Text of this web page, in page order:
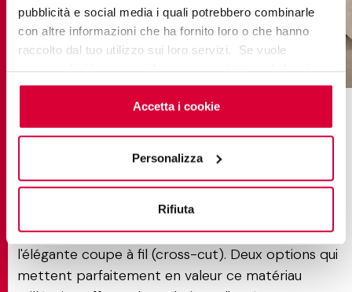
pubblicità e social media i quali potrebbero combinarle
con altre informazioni che ha fornito loro o che hanno
raccolto dal tuo utilizzo sui loro servizi. Se vuole
cookieclicchi qui. Il consenso può essere espresso
cliccando sul tasto “Accetta i cookie”. Se non vuole i
cookie di profilazione può negare il consenso sul tasto
Accetta i cookie
Personalizza
Rifiuta
Trevi : l'effet travertin du
design contemporain
La collection Trevidécline la pierre noble du
même nom en deux interprétations distinctes : la
coupe classique à contre-fil (vein-cut) et
l'élégante coupe à fil (cross-cut). Deux options qui
mettent parfaitement en valeur ce matériau